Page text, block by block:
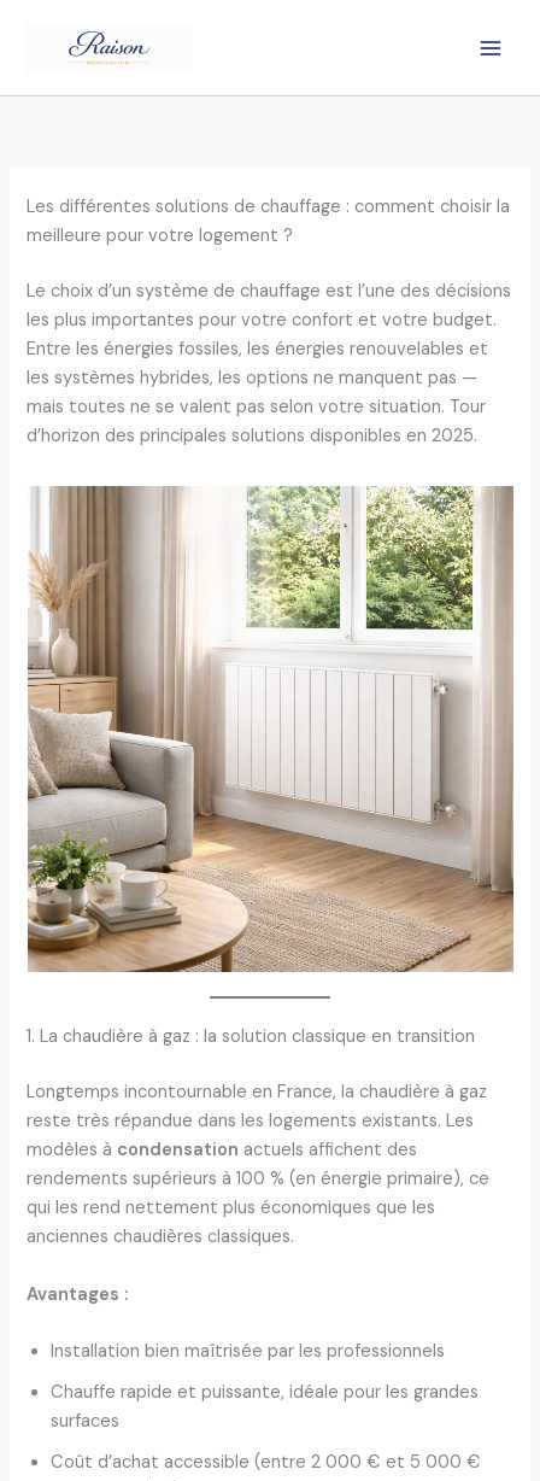
Les différentes solutions de chauffage : comment choisir la
meilleure pour votre logement ?
Le choix d’un système de chauffage est l’une des décisions
les plus importantes pour votre confort et votre budget.
Entre les énergies fossiles, les énergies renouvelables et
les systèmes hybrides, les options ne manquent pas —
mais toutes ne se valent pas selon votre situation. Tour
d’horizon des principales solutions disponibles en 2025.
1. La chaudière à gaz : la solution classique en transition
Longtemps incontournable en France, la chaudière à gaz
reste très répandue dans les logements existants. Les
modèles à condensation actuels affichent des
rendements supérieurs à 100 % (en énergie primaire), ce
qui les rend nettement plus économiques que les
anciennes chaudières classiques.
Avantages :
Installation bien maîtrisée par les professionnels
Chauffe rapide et puissante, idéale pour les grandes
surfaces
Coût d’achat accessible (entre 2 000 € et 5 000 €